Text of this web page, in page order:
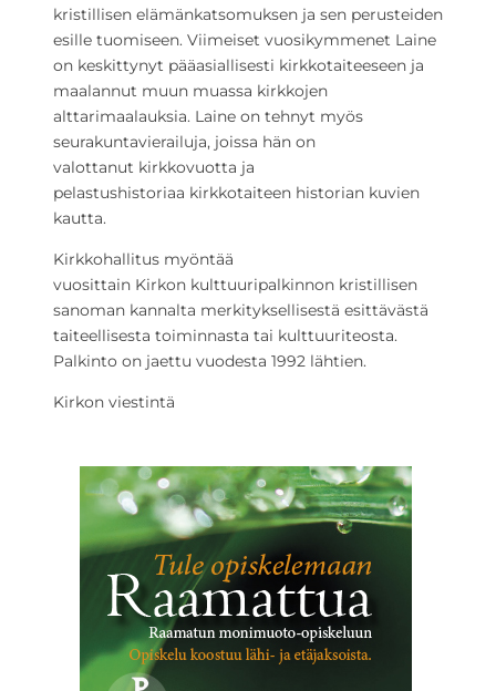
kristillisen elämänkatsomuksen ja sen perusteiden
esille tuomiseen. Viimeiset vuosikymmenet Laine
on keskittynyt pääasiallisesti kirkkotaiteeseen ja
maalannut muun muassa kirkkojen
alttarimaalauksia. Laine on tehnyt myös
seurakuntavierailuja, joissa hän on
valottanut kirkkovuotta ja
pelastushistoriaa kirkkotaiteen historian kuvien
kautta.
Kirkkohallitus myöntää
vuosittain Kirkon kulttuuripalkinnon kristillisen
sanoman kannalta merkityksellisestä esittävästä
taiteellisesta toiminnasta tai kulttuuriteosta.
Palkinto on jaettu vuodesta 1992 lähtien.
Kirkon viestintä